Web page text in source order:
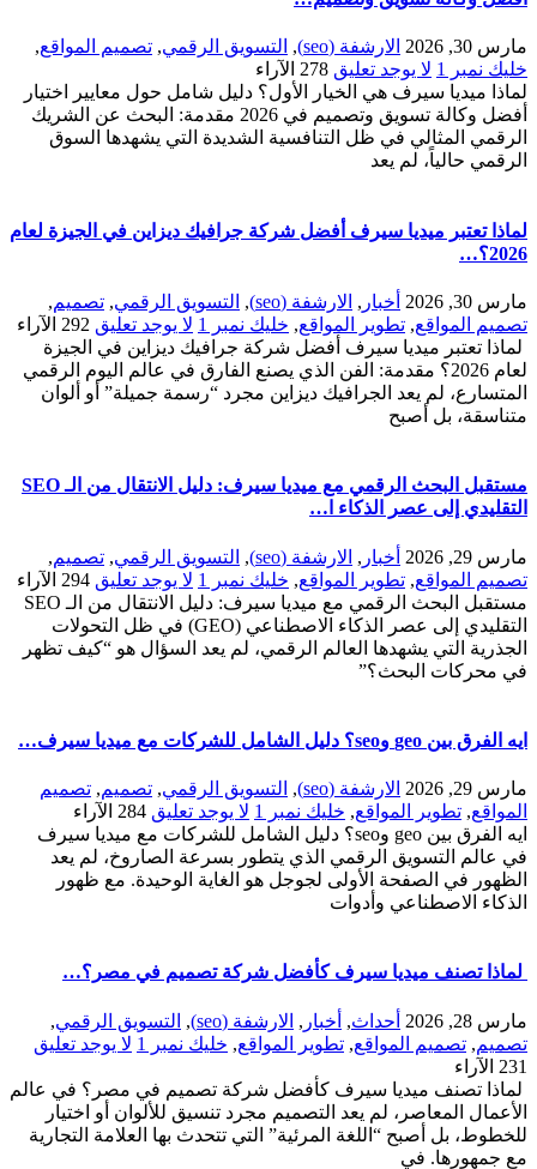
مارس 30, 2026 الارشفة (seo) , التسويق الرقمي, تصميم المواقع,
خليك نمبر 1
لا يوجد تعليق 278 الآراء
لماذا ميديا سيرف هي الخيار الأول؟ دليل شامل حول معايير اختيار
أفضل وكالة تسويق وتصميم في 2026 مقدمة: البحث عن الشريك
الرقمي المثالي في ظل التنافسية الشديدة التي يشهدها السوق
الرقمي حالياً، لم يعد
لماذا تعتبر ميديا سيرف أفضل شركة جرافيك ديزاين في الجيزة لعام
2026؟…
مارس 30, 2026 أخبار , الارشفة (seo) , التسويق الرقمي, تصميم,
تصميم المواقع, تطوير المواقع, خليك نمبر 1 لا يوجد تعليق 292 الآراء
لماذا تعتبر ميديا سيرف أفضل شركة جرافيك ديزاين في الجيزة
لعام 2026؟ مقدمة: الفن الذي يصنع الفارق في عالم اليوم الرقمي
المتسارع، لم يعد الجرافيك ديزاين مجرد “رسمة جميلة” أو ألوان
متناسقة، بل أصبح
مستقبل البحث الرقمي مع ميديا سيرف: دليل الانتقال من الـ SEO
التقليدي إلى عصر الذكاء ا…
مارس 29, 2026 أخبار , الارشفة (seo) , التسويق الرقمي, تصميم,
تصميم المواقع, تطوير المواقع, خليك نمبر 1 لا يوجد تعليق 294 الآراء
مستقبل البحث الرقمي مع ميديا سيرف: دليل الانتقال من الـ SEO
التقليدي إلى عصر الذكاء الاصطناعي (GEO) في ظل التحولات
الجذرية التي يشهدها العالم الرقمي، لم يعد السؤال هو “كيف تظهر
في محركات البحث؟”
ايه الفرق بين geo وseo؟ دليل الشامل للشركات مع ميديا سيرف…
مارس 29, 2026 الارشفة (seo) , التسويق الرقمي, تصميم, تصميم
المواقع, تطوير المواقع, خليك نمبر 1 لا يوجد تعليق 284 الآراء
ايه الفرق بين geo وseo؟ دليل الشامل للشركات مع ميديا سيرف
في عالم التسويق الرقمي الذي يتطور بسرعة الصاروخ، لم يعد
الظهور في الصفحة الأولى لجوجل هو الغاية الوحيدة. مع ظهور
الذكاء الاصطناعي وأدوات
لماذا تصنف ميديا سيرف كأفضل شركة تصميم في مصر؟…
مارس 28, 2026 أحداث, أخبار , الارشفة (seo) , التسويق الرقمي,
تصميم, تصميم المواقع, تطوير المواقع, خليك نمبر 1
لا يوجد تعليق
231 الآراء
لماذا تصنف ميديا سيرف كأفضل شركة تصميم في مصر؟ في عالم
الأعمال المعاصر، لم يعد التصميم مجرد تنسيق للألوان أو اختيار
للخطوط، بل أصبح “اللغة المرئية” التي تتحدث بها العلامة التجارية
مع جمهورها. في